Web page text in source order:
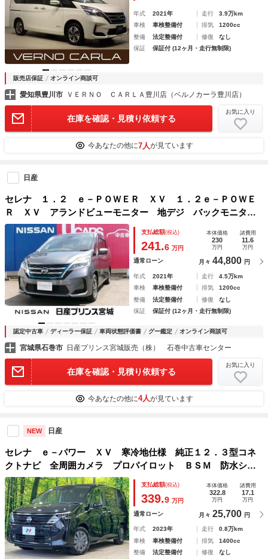
年式 2021年 走行
3.9万km
車検
車検整備付 排気
1200cc
整備
法定整備付 修復
なし
保証
保証付 (12ヶ月・走行無制限)
販売店保証 オンライン商談可
愛知県豊川市 ＶＥＲＮＯ ＣＡＲＬＡ豊川店（ベルノカーラ豊川店）
在庫を確認・見積り依頼する
お気に入り
今あなたの他に7人が見ています
日産
セレナ １．２ ｅ－ＰＯＷＥＲ ＸＶ １．２ｅ－ＰＯＷＥ
Ｒ ＸＶ アランドビューモニター 地デジ バックモニタ
ー 両側電動パワースライドドア ワンオーナ オートクルー
ズコントロール ＬＥＤヘッドランプ インテリキー サイド
エアバッグ
支払総額(税込)
241.6 万円
本体価格
230
万円
諸費用
11.6
万円
通常ローン 月々 44,800 円
年式 2021年 走行
4.5万km
車検
車検整備付 排気
1200cc
整備
法定整備付 修復
なし
保証
保証付 (12ヶ月・走行無制限)
認定中古車 ディーラー保証 車両状態評価書 グー鑑定 オンライン商談可
宮城県石巻市 日産プリンス宮城販売（株） 石巻中古車センター
在庫を確認・見積り依頼する
お気に入り
今あなたの他に4人が見ています
NEW 日産
セレナ ｅ－パワー ＸＶ 寒冷地仕様 純正１２．３型コネ
クトナビ 全周囲カメラ プロパイロット ＢＳＭ 防水シー
ト シートヒーター ステアリングヒーター ハンズフリー両
側電動スライド デジタルミラー ＬＥＤヘッド インテリキ
ー
支払総額(税込)
339.9 万円
本体価格
322.8
万円
諸費用
17.1
万円
通常ローン 月々 25,700 円
年式 2023年 走行
0.8万km
車検
車検整備付 排気
1400cc
整備
法定整備付 修復
なし